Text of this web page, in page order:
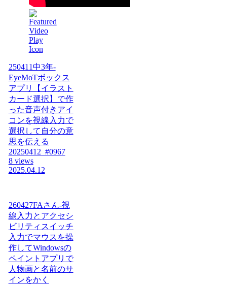
250411中3年-
EyeMoTボックス
アプリ【イラスト
カード選択】で作
った音声付きアイ
コンを視線入力で
選択して自分の意
思を伝える
20250412_#0967
8 views
2025.04.12
260427FAさん-視
線入力とアクセシ
ビリティスイッチ
入力でマウスを操
作してWindowsの
ペイントアプリで
人物画と名前のサ
インをかく